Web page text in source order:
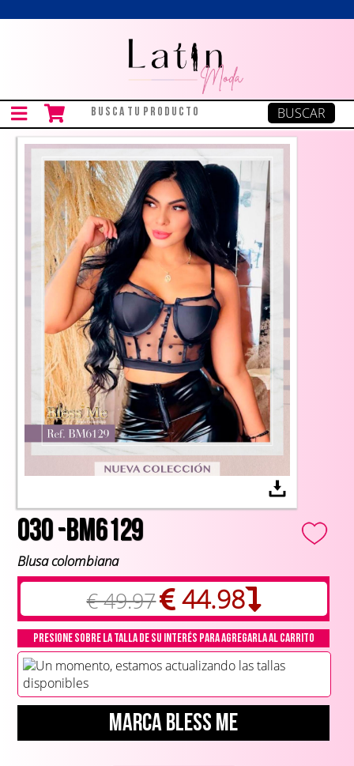
030 -BM6129
Blusa colombiana
€ 49.97 44.98
Presione sobre la talla de su interés para agregarla al carrito
Un momento, estamos actualizando las tallas
disponibles
Marca BLESS ME